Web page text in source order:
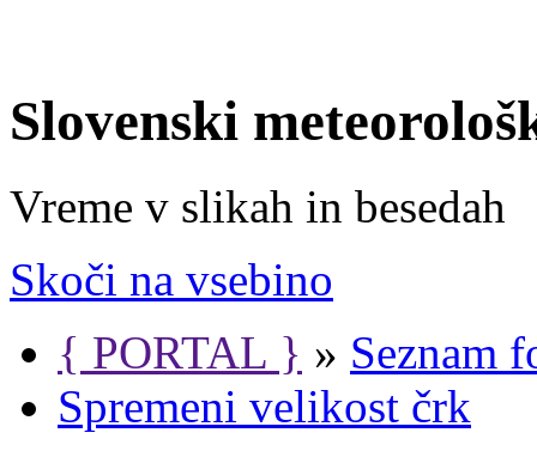
Slovenski
Vreme v slikah in besedah
Skoči na vsebino
{ PORTAL } » Seznam
Spremeni velikost črk